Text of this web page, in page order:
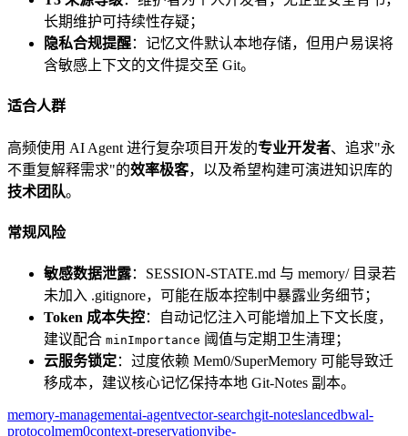
长期维护可持续性存疑；
隐私合规提醒：记忆文件默认本地存储，但用户易误将
含敏感上下文的文件提交至 Git。
适合人群
高频使用 AI Agent 进行复杂项目开发的专业开发者、追求"永
不重复解释需求"的效率极客，以及希望构建可演进知识库的
技术团队。
常规风险
敏感数据泄露：SESSION-STATE.md 与 memory/ 目录若
未加入 .gitignore，可能在版本控制中暴露业务细节；
Token 成本失控：自动记忆注入可能增加上下文长度，
建议配合 minImportance 阈值与定期卫生清理；
云服务锁定：过度依赖 Mem0/SuperMemory 可能导致迁
移成本，建议核心记忆保持本地 Git-Notes 副本。
memory-managementai-agentvector-searchgit-noteslancedbwal-
protocolmem0context-preservationvibe-